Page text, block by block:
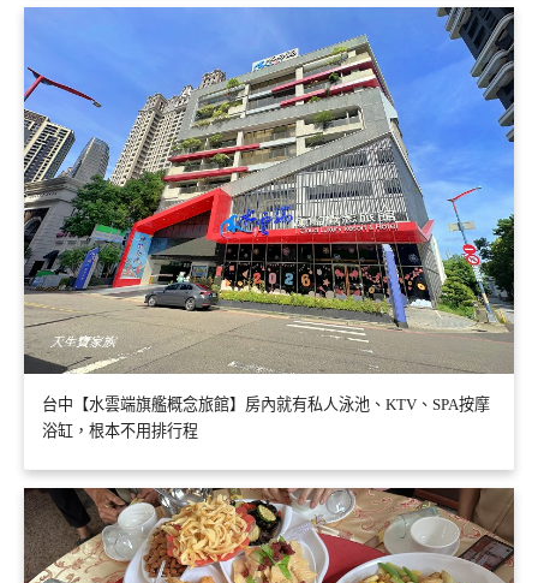
台中【水雲端旗艦概念旅館】房內就有私人泳池、KTV、SPA按摩
浴缸，根本不用排行程